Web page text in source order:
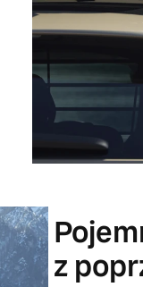
z